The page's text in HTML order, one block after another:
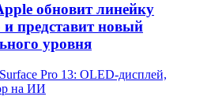
обновит линейку
представит новый
уровня
Pro 13: OLED-дисплей,
на ИИ